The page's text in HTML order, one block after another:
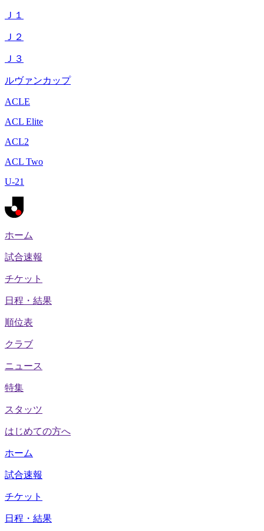
Ｊ１
Ｊ２
Ｊ３
ルヴァンカップ
ACLE
ACL Elite
ACL2
ACL Two
U-21
ホーム
試合速報
チケット
日程・結果
順位表
クラブ
ニュース
特集
スタッツ
はじめての方へ
ホーム
試合速報
チケット
日程・結果